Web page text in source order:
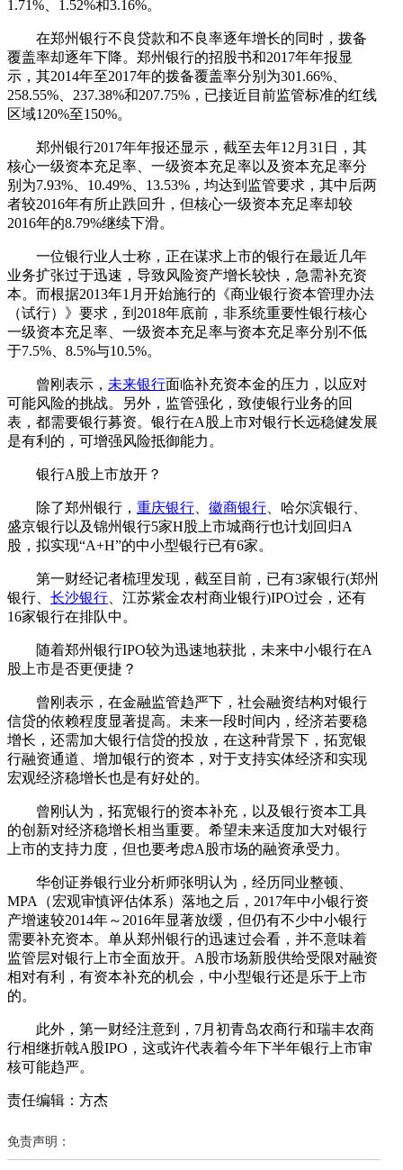
1.71%、1.52%和3.16%。
在郑州银行不良贷款和不良率逐年增长的同时，拨备
覆盖率却逐年下降。郑州银行的招股书和2017年年报显
示，其2014年至2017年的拨备覆盖率分别为301.66%、
258.55%、237.38%和207.75%，已接近目前监管标准的红线
区域120%至150%。
郑州银行2017年年报还显示，截至去年12月31日，其
核心一级资本充足率、一级资本充足率以及资本充足率分
别为7.93%、10.49%、13.53%，均达到监管要求，其中后两
者较2016年有所止跌回升，但核心一级资本充足率却较
2016年的8.79%继续下滑。
一位银行业人士称，正在谋求上市的银行在最近几年
业务扩张过于迅速，导致风险资产增长较快，急需补充资
本。而根据2013年1月开始施行的《商业银行资本管理办法
（试行）》要求，到2018年底前，非系统重要性银行核心
一级资本充足率、一级资本充足率与资本充足率分别不低
于7.5%、8.5%与10.5%。
曾刚表示， 未来银行面临补充资本金的压力，以应对
可能风险的挑战。另外，监管强化，致使银行业务的回
表，都需要银行募资。银行在A股上市对银行长远稳健发展
是有利的，可增强风险抵御能力。
银行A股上市放开？
除了郑州银行， 重庆银行 徽商银行 、哈尔滨银行、
盛京银行以及锦州银行5家H股上市城商行也计划回归A
股，拟实现“A+H”的中小型银行已有6家。
第一财经记者梳理发现，截至目前，已有3家银行(郑州
银行、 长沙银行 、江苏紫金农村商业银行)IPO过会，还有
16家银行在排队中。
随着郑州银行IPO较为迅速地获批，未来中小银行在A
股上市是否更便捷？
曾刚表示，在金融监管趋严下，社会融资结构对银行
信贷的依赖程度显著提高。未来一段时间内，经济若要稳
增长，还需加大银行信贷的投放，在这种背景下，拓宽银
行融资通道、增加银行的资本，对于支持实体经济和实现
宏观经济稳增长也是有好处的。
曾刚认为，拓宽银行的资本补充，以及银行资本工具
的创新对经济稳增长相当重要。希望未来适度加大对银行
上市的支持力度，但也要考虑A股市场的融资承受力。
华创证券银行业分析师张明认为，经历同业整顿、
MPA（宏观审慎评估体系）落地之后，2017年中小银行资
产增速较2014年～2016年显著放缓，但仍有不少中小银行
需要补充资本。单从郑州银行的迅速过会看，并不意味着
监管层对银行上市全面放开。A股市场新股供给受限对融资
相对有利，有资本补充的机会，中小型银行还是乐于上市
的。
此外，第一财经注意到，7月初青岛农商行和瑞丰农商
行相继折戟A股IPO，这或许代表着今年下半年银行上市审
核可能趋严。
责任编辑：方杰
免责声明：